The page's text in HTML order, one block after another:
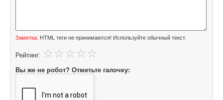
Заметка: HTML теги не принимаются! Используйте обычный текст.
Рейтинг:
Вы же не робот? Отметьте галочку: